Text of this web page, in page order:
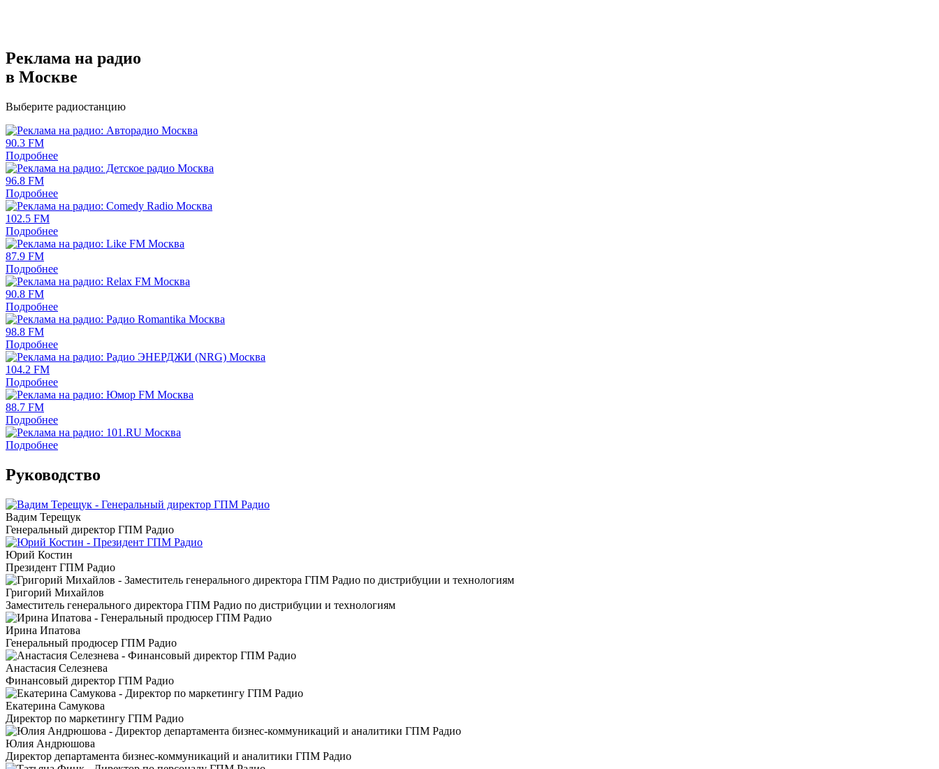
Реклама на радио
в Москве
Выберите радиостанцию
90.3 FM
Подробнее
96.8 FM
Подробнее
102.5 FM
Подробнее
87.9 FM
Подробнее
90.8 FM
Подробнее
98.8 FM
Подробнее
104.2 FM
Подробнее
88.7 FM
Подробнее
Подробнее
Руководство
Вадим Терещук
Генеральный директор ГПМ Радио
Юрий Костин
Президент ГПМ Радио
Григорий Михайлов
Заместитель генерального директора ГПМ Радио по дистрибуции и технологиям
Ирина Ипатова
Генеральный продюсер ГПМ Радио
Анастасия Селезнева
Финансовый директор ГПМ Радио
Екатерина Самукова
Директор по маркетингу ГПМ Радио
Юлия Андрюшова
Директор департамента бизнес-коммуникаций и аналитики ГПМ Радио